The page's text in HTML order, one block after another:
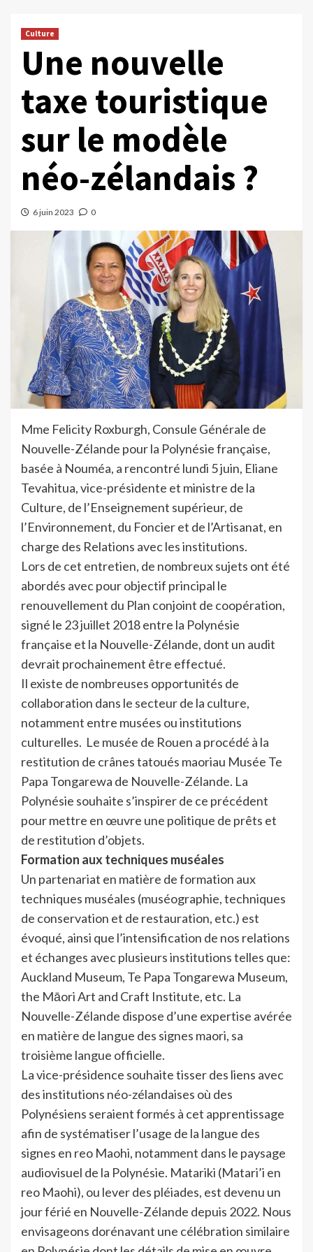
Culture
Une nouvelle
taxe touristique
sur le modèle
néo-zélandais ?
6 juin 2023 0
Mme Felicity Roxburgh, Consule Générale de
Nouvelle-Zélande pour la Polynésie française,
basée à Nouméa, a rencontré lundi 5 juin, Eliane
Tevahitua, vice-présidente et ministre de la
Culture, de l’Enseignement supérieur, de
l’Environnement, du Foncier et de l’Artisanat, en
charge des Relations avec les institutions.
Lors de cet entretien, de nombreux sujets ont été
abordés avec pour objectif principal le
renouvellement du Plan conjoint de coopération,
signé le 23 juillet 2018 entre la Polynésie
française et la Nouvelle-Zélande, dont un audit
devrait prochainement être effectué.
Il existe de nombreuses opportunités de
collaboration dans le secteur de la culture,
notamment entre musées ou institutions
culturelles. Le musée de Rouen a procédé à la
restitution de crânes tatoués maoriau Musée Te
Papa Tongarewa de Nouvelle-Zélande. La
Polynésie souhaite s’inspirer de ce précédent
pour mettre en œuvre une politique de prêts et
de restitution d’objets.
Formation aux techniques muséales
Un partenariat en matière de formation aux
techniques muséales (muséographie, techniques
de conservation et de restauration, etc.) est
évoqué, ainsi que l’intensification de nos relations
et échanges avec plusieurs institutions telles que:
Auckland Museum, Te Papa Tongarewa Museum,
the Māori Art and Craft Institute, etc. La
Nouvelle-Zélande dispose d’une expertise avérée
en matière de langue des signes maori, sa
troisième langue officielle.
La vice-présidence souhaite tisser des liens avec
des institutions néo-zélandaises où des
Polynésiens seraient formés à cet apprentissage
afin de systématiser l’usage de la langue des
signes en reo Maohi, notamment dans le paysage
audiovisuel de la Polynésie. Matariki (Matari’i en
reo Maohi), ou lever des pléiades, est devenu un
jour férié en Nouvelle-Zélande depuis 2022. Nous
envisageons dorénavant une célébration similaire